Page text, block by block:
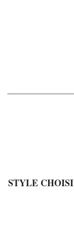
STYLE CHOISI